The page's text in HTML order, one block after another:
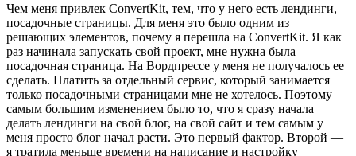
Чем меня привлек ConvertKit, тем, что у него есть лендинги,
посадочные страницы. Для меня это было одним из
решающих элементов, почему я перешла на ConvertKit. Я как
раз начинала запускать свой проект, мне нужна была
посадочная страница. На Вордпрессе у меня не получалось ее
сделать. Платить за отдельный сервис, который занимается
только посадочными страницами мне не хотелось. Поэтому
самым большим изменением было то, что я сразу начала
делать лендинги на свой блог, на свой сайт и тем самым у
меня просто блог начал расти. Это первый фактор. Второй —
я тратила меньше времени на написание и настройку